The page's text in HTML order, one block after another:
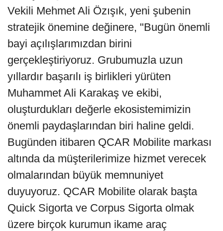
Vekili Mehmet Ali Özışık, yeni şubenin
stratejik önemine değinere, "Bugün önemli
bayi açılışlarımızdan birini
gerçekleştiriyoruz. Grubumuzla uzun
yıllardır başarılı iş birlikleri yürüten
Muhammet Ali Karakaş ve ekibi,
oluşturdukları değerle ekosistemimizin
önemli paydaşlarından biri haline geldi.
Bugünden itibaren QCAR Mobilite markası
altında da müşterilerimize hizmet verecek
olmalarından büyük memnuniyet
duyuyoruz. QCAR Mobilite olarak başta
Quick Sigorta ve Corpus Sigorta olmak
üzere birçok kurumun ikame araç